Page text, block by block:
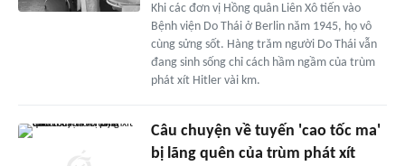
Khi các đơn vị Hồng quân Liên Xô tiến vào
Bệnh viện Do Thái ở Berlin năm 1945, họ vô
cùng sửng sốt. Hàng trăm người Do Thái vẫn
đang sinh sống chỉ cách hầm ngầm của trùm
phát xít Hitler vài km.
Câu chuyện về tuyến 'cao tốc ma'
bị lãng quên của trùm phát xít